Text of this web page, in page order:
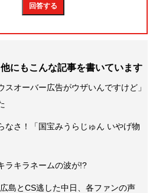
にもこんな記事を書いています
スオーバー広告がウザいんですけど」
なさ！「国宝みうらじゅん いやげ物
ラキラネームの波が!?
島とCS逃した中日、各ファンの声